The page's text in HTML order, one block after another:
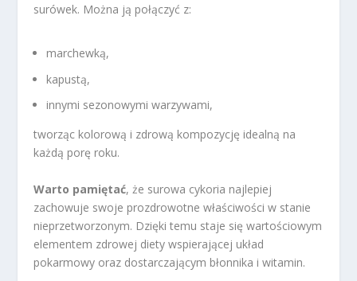
surówek. Można ją połączyć z:
marchewką,
kapustą,
innymi sezonowymi warzywami,
tworząc kolorową i zdrową kompozycję idealną na
każdą porę roku.
Warto pamiętać, że surowa cykoria najlepiej
zachowuje swoje prozdrowotne właściwości w stanie
nieprzetworzonym. Dzięki temu staje się wartościowym
elementem zdrowej diety wspierającej układ
pokarmowy oraz dostarczającym błonnika i witamin.